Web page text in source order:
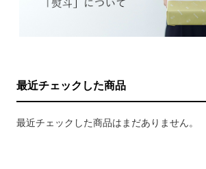
最近チェックした商品
最近チェックした商品はまだありません。